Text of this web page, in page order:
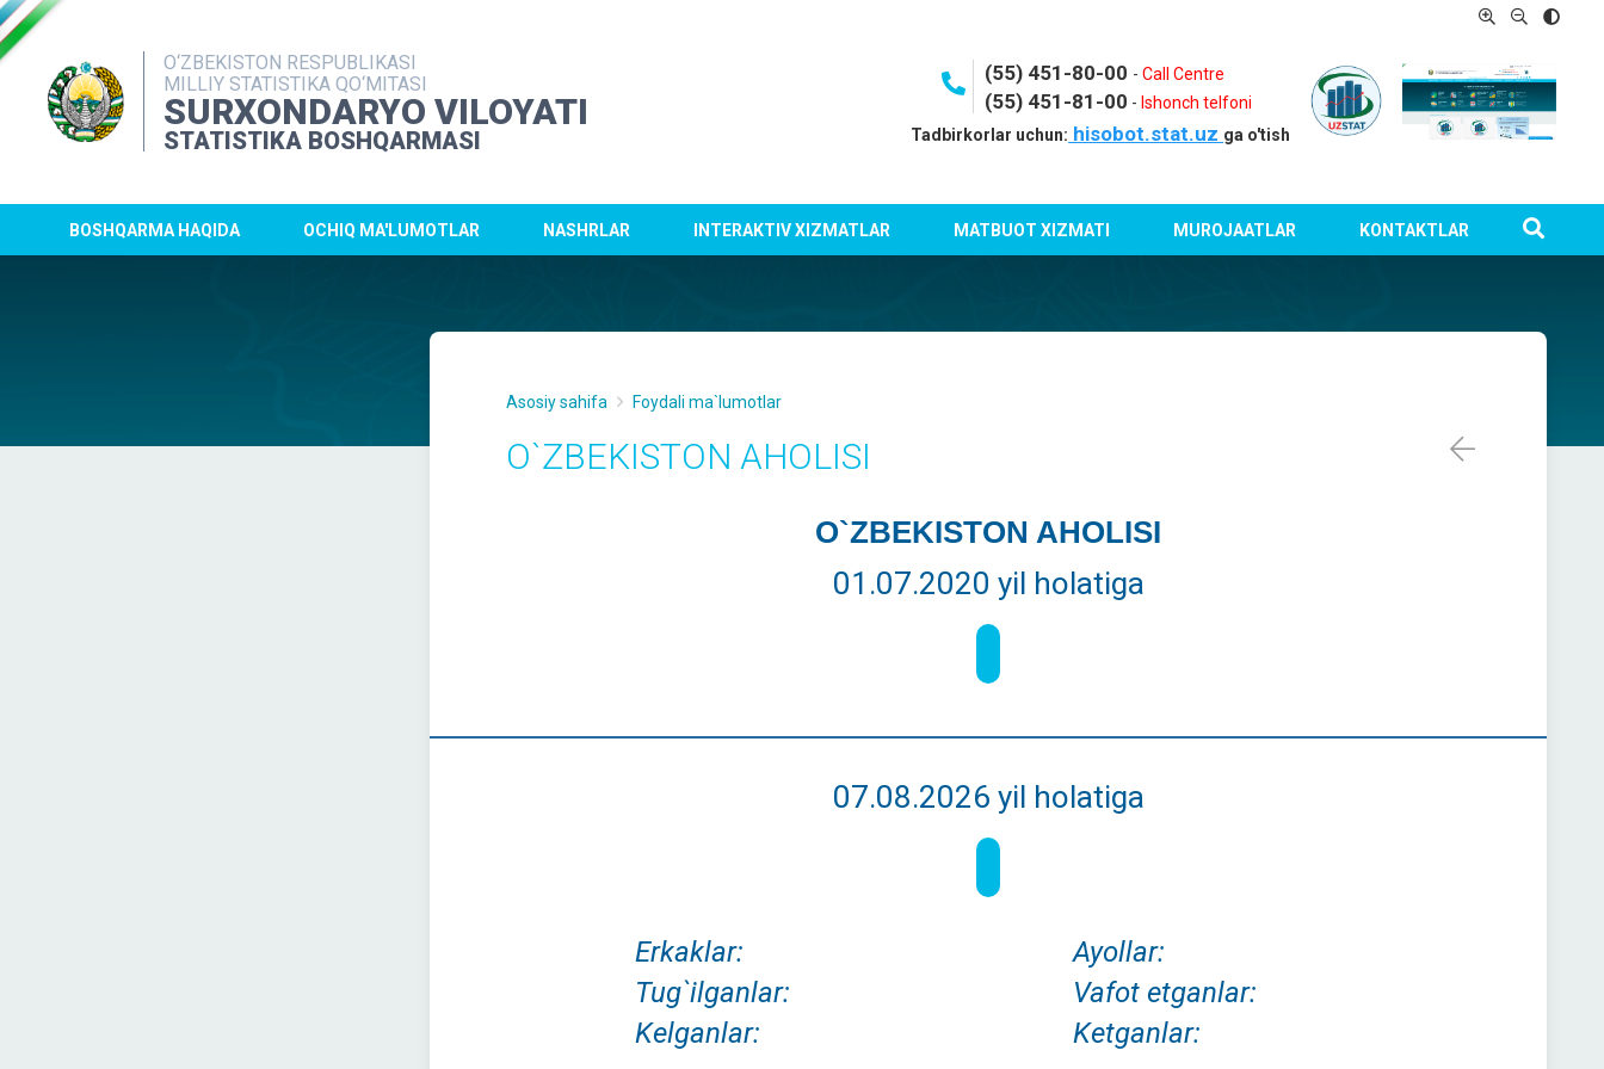
O‘ZBEKISTON RESPUBLIKASI
MILLIY STATISTIKA QO‘MITASI
SURXONDARYO VILOYATI
STATISTIKA BOSHQARMASI
(55) 451-80-00 -Call Centre
(55) 451-81-00 - Ishonch telfoni
Tadbirkorlar uchun: hisobot.stat.uz ga o'tish
BOSHQARMA HAQIDA OCHIQ MA'LUMOTLAR NASHRLAR INTERAKTIV XIZMATLAR MATBUOT XIZMATI MUROJAATLAR KONTAKTLAR
Asosiy sahifa Foydali ma`lumotlar
O`ZBEKISTON AHOLISI
O`ZBEKISTON AHOLISI
01.07.2020 yil holatiga
07.08.2026 yil holatiga
Erkaklar:
Ayollar:
Tug`ilganlar:
Vafot etganlar:
Kelganlar:
Ketganlar: